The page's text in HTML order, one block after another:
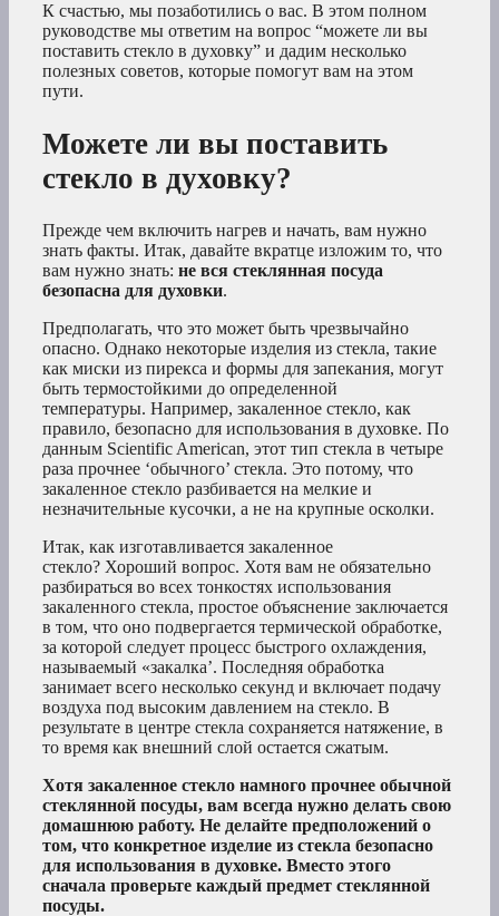
К счастью, мы позаботились о вас. В этом полном
руководстве мы ответим на вопрос “можете ли вы
поставить стекло в духовку” и дадим несколько
полезных советов, которые помогут вам на этом
пути.
Можете ли вы поставить
стекло в духовку?
Прежде чем включить нагрев и начать, вам нужно
знать факты. Итак, давайте вкратце изложим то, что
вам нужно знать: не вся стеклянная посуда
безопасна для духовки.
Предполагать, что это может быть чрезвычайно
опасно. Однако некоторые изделия из стекла, такие
как миски из пирекса и формы для запекания, могут
быть термостойкими до определенной
температуры. Например, закаленное стекло, как
правило, безопасно для использования в духовке. По
данным Scientific American, этот тип стекла в четыре
раза прочнее ‘обычного’ стекла. Это потому, что
закаленное стекло разбивается на мелкие и
незначительные кусочки, а не на крупные осколки.
Итак, как изготавливается закаленное
стекло? Хороший вопрос. Хотя вам не обязательно
разбираться во всех тонкостях использования
закаленного стекла, простое объяснение заключается
в том, что оно подвергается термической обработке,
за которой следует процесс быстрого охлаждения,
называемый «закалка’. Последняя обработка
занимает всего несколько секунд и включает подачу
воздуха под высоким давлением на стекло. В
результате в центре стекла сохраняется натяжение, в
то время как внешний слой остается сжатым.
Хотя закаленное стекло намного прочнее обычной
стеклянной посуды, вам всегда нужно делать свою
домашнюю работу. Не делайте предположений о
том, что конкретное изделие из стекла безопасно
для использования в духовке. Вместо этого
сначала проверьте каждый предмет стеклянной
посуды.